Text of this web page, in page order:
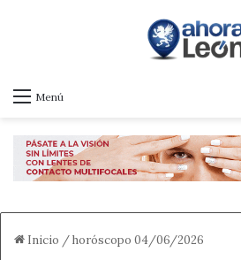
Menú
Inicio /horóscopo 04/06/2026